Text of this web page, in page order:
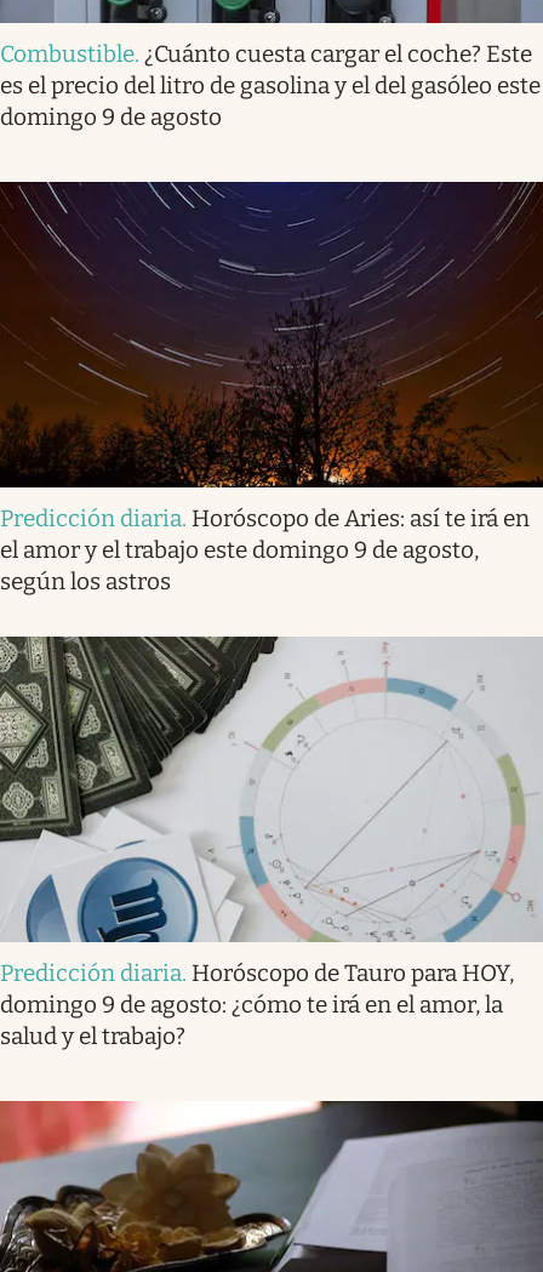
Combustible. ¿Cuánto cuesta cargar el coche? Este
es el precio del litro de gasolina y el del gasóleo este
domingo 9 de agosto
Predicción diaria. Horóscopo de Aries: así te irá en
el amor y el trabajo este domingo 9 de agosto,
según los astros
Predicción diaria. Horóscopo de Tauro para HOY,
domingo 9 de agosto: ¿cómo te irá en el amor, la
salud y el trabajo?